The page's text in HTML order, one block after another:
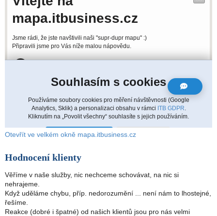
Otevřít ve velkém okně mapa.itbusiness.cz
Hodnocení klienty
Věříme v naše služby, nic nechceme schovávat, na nic si
nehrajeme.
Když uděláme chybu, příp. nedorozumění ... není nám to lhostejné,
řešíme.
Reakce (dobré i špatné) od našich klientů jsou pro nás velmi